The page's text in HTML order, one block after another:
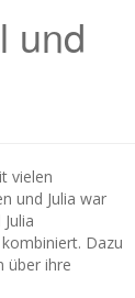
und
vielen
und Julia war
Dazu
über ihre